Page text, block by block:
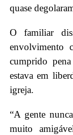
quase
O familiar
envolvimento
cumprido
estava em
igreja.
“A gente
muito